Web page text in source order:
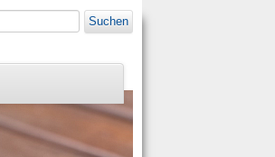
Suchen